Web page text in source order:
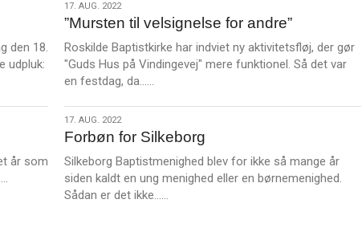
den 18.
udpluk:
17.
aug.
2022
17. AUG. 2022
”Mursten til velsignelse for andre”
Roskilde Baptistkirke har indviet ny aktivitetsfløj, der gør
"Guds Hus på Vindingevej" mere funktionel. Så det var
en festdag, da……
m
r
e
år som
17.
aug.
2022
17. AUG. 2022
Forbøn for Silkeborg
Silkeborg Baptistmenighed blev for ikke så mange år
siden kaldt en ung menighed eller en børnemenighed.
Sådan er det ikke……